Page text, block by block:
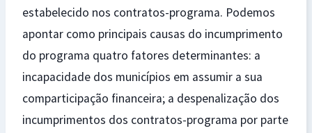
estabelecido nos contratos-programa. Podemos
apontar como principais causas do incumprimento
do programa quatro fatores determinantes: a
incapacidade dos municípios em assumir a sua
comparticipação financeira; a despenalização dos
incumprimentos dos contratos-programa por parte